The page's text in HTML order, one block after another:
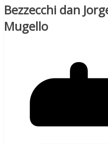
Bezzecchi dan
Mugello